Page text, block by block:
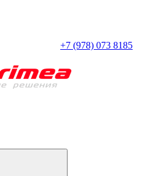
+7 (978) 073 8185